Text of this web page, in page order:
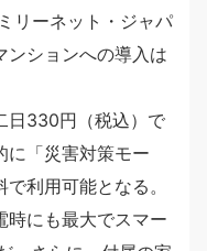
リーネット・ジャパ
ンションへの導入は
日330円（税込）で
に「災害対策モー
利用可能となる。
時にも最大でスマー